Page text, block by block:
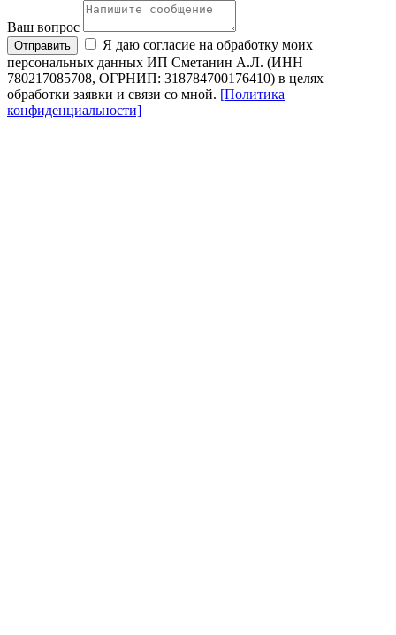
Ваш вопрос
Отправить
Я даю согласие на обработку моих
персональных данных ИП Сметанин А.Л. (ИНН
780217085708, ОГРНИП: 318784700176410) в целях
обработки заявки и связи со мной. [Политика
конфиденциальности]